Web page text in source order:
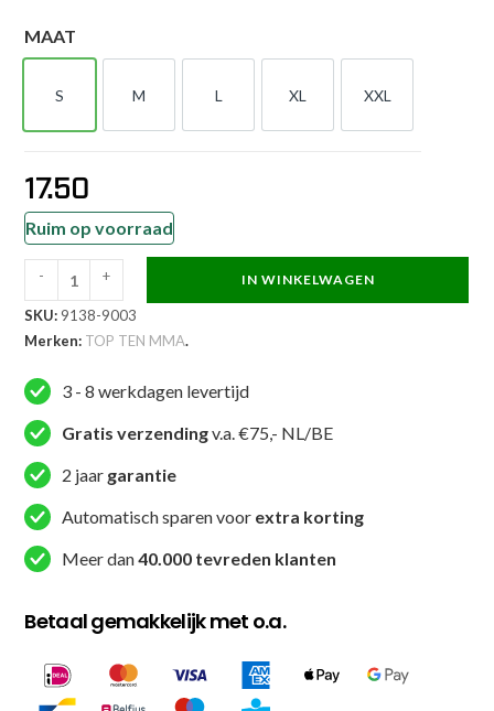
MAAT
S
S
M
M
L
L
XL
XL
XXL
XXL
17.50
Ruim op voorraad
TEN
MMA
T-
shirt
-
BRAVE
-
Zwart
- + IN WINKELWAGEN
SKU: 9138-9003
Merken: TOP TEN MMA.
3 - 8 werkdagen levertijd
Gratis verzendingv.a. €75,- NL/BE
2 jaar garantie
Automatisch sparen voor extra korting
Meer dan40.000 tevreden klanten
Betaal gemakkelijk met o.a.